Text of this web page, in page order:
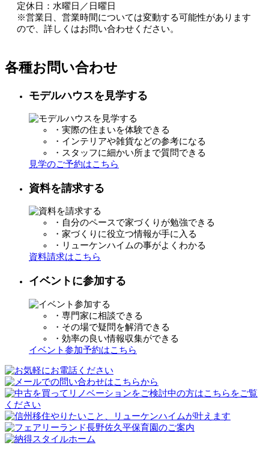
定休日：水曜日／日曜日
※営業日、営業時間については変動する可能性があります
ので、詳しくはお問い合わせください。
各種お問い合わせ
モデルハウスを見学する
・実際の住まいを体験できる
・インテリアや雑貨などの参考になる
・スタッフに細かい所まで質問できる
見学のご予約はこちら
資料を請求する
・自分のペースで家づくりが勉強できる
・家づくりに役立つ情報が手に入る
・リューケンハイムの事がよくわかる
資料請求はこちら
イベントに参加する
・専門家に相談できる
・その場で疑問を解消できる
・効率の良い情報収集ができる
イベント参加予約はこちら